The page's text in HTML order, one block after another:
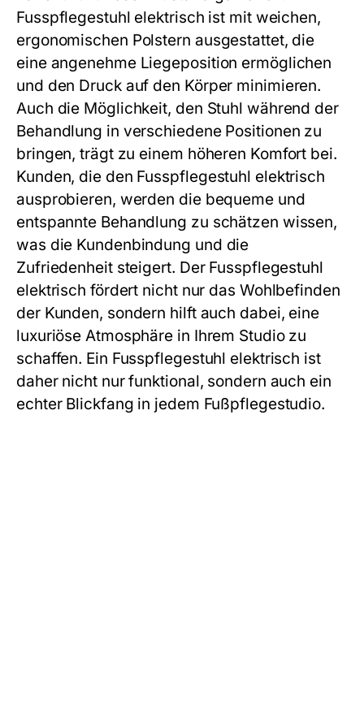
Fusspflegestuhl elektrisch ist mit weichen,
ergonomischen Polstern ausgestattet, die
eine angenehme Liegeposition ermöglichen
und den Druck auf den Körper minimieren.
Auch die Möglichkeit, den Stuhl während der
Behandlung in verschiedene Positionen zu
bringen, trägt zu einem höheren Komfort bei.
Kunden, die den Fusspflegestuhl elektrisch
ausprobieren, werden die bequeme und
entspannte Behandlung zu schätzen wissen,
was die Kundenbindung und die
Zufriedenheit steigert. Der Fusspflegestuhl
elektrisch fördert nicht nur das Wohlbefinden
der Kunden, sondern hilft auch dabei, eine
luxuriöse Atmosphäre in Ihrem Studio zu
schaffen. Ein Fusspflegestuhl elektrisch ist
daher nicht nur funktional, sondern auch ein
echter Blickfang in jedem Fußpflegestudio.